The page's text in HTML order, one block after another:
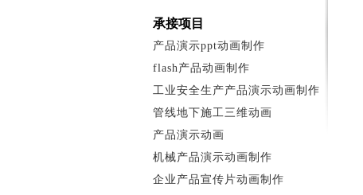
承接项目
产品演示ppt动画制作
flash产品动画制作
工业安全生产产品演示动画制作
管线地下施工三维动画
产品演示动画
机械产品演示动画制作
企业产品宣传片动画制作